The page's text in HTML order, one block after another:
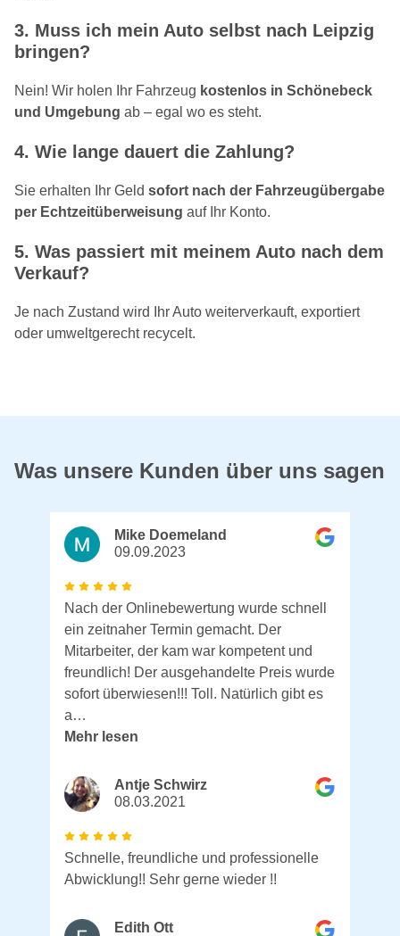
3. Muss ich mein Auto selbst nach Leipzig
bringen?
Nein! Wir holen Ihr Fahrzeug kostenlos in Schönebeck
und Umgebung ab – egal wo es steht.
4. Wie lange dauert die Zahlung?
Sie erhalten Ihr Geld sofort nach der Fahrzeugübergabe
per Echtzeitüberweisung auf Ihr Konto.
5. Was passiert mit meinem Auto nach dem
Verkauf?
Je nach Zustand wird Ihr Auto weiterverkauft, exportiert
oder umweltgerecht recycelt.
Was unsere Kunden über uns sagen
Mike Doemeland
09.09.2023
Nach der Onlinebewertung wurde schnell
ein zeitnaher Termin gemacht. Der
Mitarbeiter, der kam war kompetent und
freundlich! Der ausgehandelte Preis wurde
sofort überwiesen!!! Toll. Natürlich gibt es
a…
Mehr lesen
Antje Schwirz
08.03.2021
Schnelle, freundliche und professionelle
Abwicklung!! Sehr gerne wieder !!
Edith Ott